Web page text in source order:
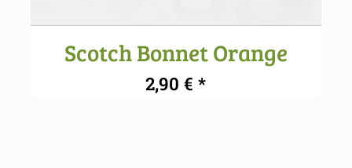
Scotch Bonnet Orange
2,90€